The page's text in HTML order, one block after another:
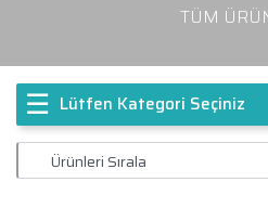
TÜM
☰ Lütfen Kategori Seçiniz